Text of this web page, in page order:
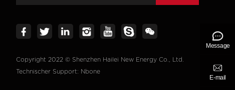
Copyright 2022 © Shenzhen Hailei New Energy Co., Ltd.
Technischer Support: Nbone
Message
E-mail